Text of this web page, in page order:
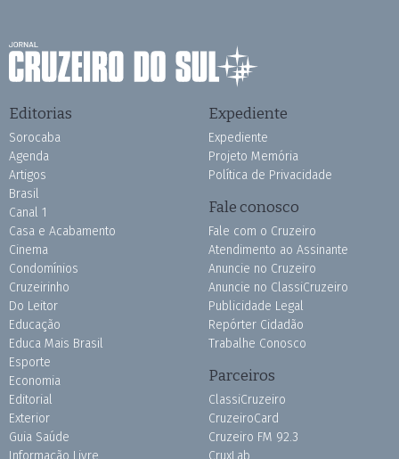
Editorias
Sorocaba
Agenda
Artigos
Brasil
Canal 1
Casa e Acabamento
Cinema
Condomínios
Cruzeirinho
Do Leitor
Educação
Educa Mais Brasil
Esporte
Economia
Editorial
Exterior
Guia Saúde
Informação Livre
Expediente
Expediente
Projeto Memória
Política de Privacidade
Fale conosco
Fale com o Cruzeiro
Atendimento ao Assinante
Anuncie no Cruzeiro
Anuncie no ClassiCruzeiro
Publicidade Legal
Repórter Cidadão
Trabalhe Conosco
Parceiros
ClassiCruzeiro
CruzeiroCard
Cruzeiro FM 92.3
CruxLab